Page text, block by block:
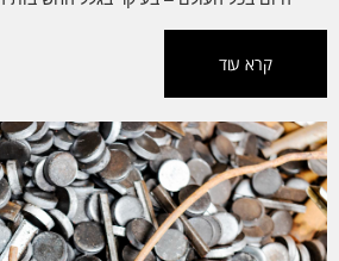
קרא עוד